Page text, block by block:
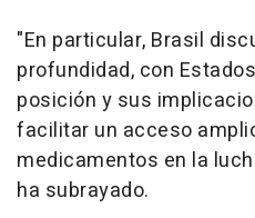
"En particular, Brasil
profundidad, con
posición y sus
facilitar un acceso
medicamentos en la
ha subrayado.